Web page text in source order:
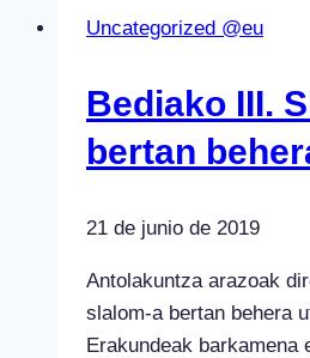
BANAKETA
Uncategorized @eu
Bediako III.
bertan
21 de junio de 2019
Antolakuntza arazoak
slalom-a bertan behera
Erakundeak barkamena